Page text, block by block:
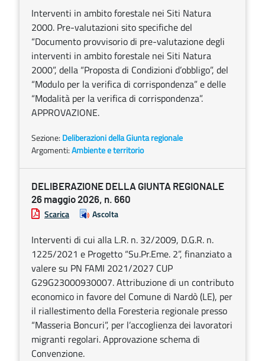
Interventi in ambito forestale nei Siti Natura
2000. Pre-valutazioni sito specifiche del
“Documento provvisorio di pre-valutazione degli
interventi in ambito forestale nei Siti Natura
2000”, della “Proposta di Condizioni d’obbligo”, del
“Modulo per la verifica di corrispondenza” e delle
“Modalità per la verifica di corrispondenza”.
APPROVAZIONE.
Sezione: Deliberazioni della Giunta regionale
Argomenti:Ambiente e territorio
DELIBERAZIONE DELLA GIUNTA REGIONALE
26 maggio 2026, n. 660
Scarica Ascolta
Interventi di cui alla L.R. n. 32/2009, D.G.R. n.
1225/2021 e Progetto “Su.Pr.Eme. 2”, finanziato a
valere su PN FAMI 2021/2027 CUP
G29G23000930007. Attribuzione di un contributo
economico in favore del Comune di Nardò (LE), per
il riallestimento della Foresteria regionale presso
“Masseria Boncuri”, per l’accoglienza dei lavoratori
migranti regolari. Approvazione schema di
Convenzione.